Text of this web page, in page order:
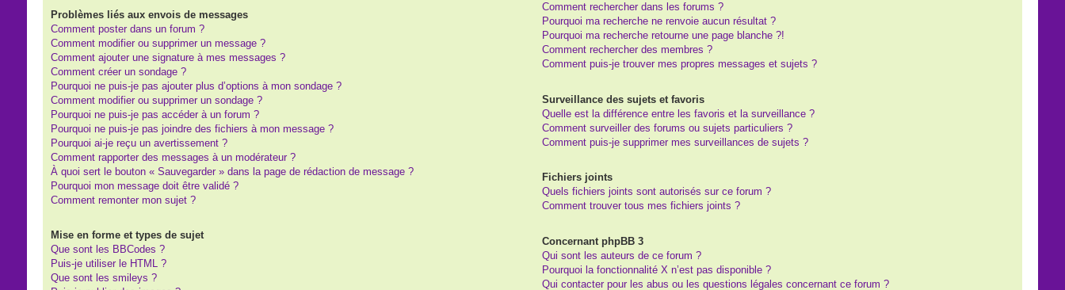
Problèmes liés aux envois de messages
Comment poster dans un forum ?
Comment modifier ou supprimer un message ?
Comment ajouter une signature à mes messages ?
Comment créer un sondage ?
Pourquoi ne puis-je pas ajouter plus d’options à mon sondage ?
Comment modifier ou supprimer un sondage ?
Pourquoi ne puis-je pas accéder à un forum ?
Pourquoi ne puis-je pas joindre des fichiers à mon message ?
Pourquoi ai-je reçu un avertissement ?
Comment rapporter des messages à un modérateur ?
À quoi sert le bouton « Sauvegarder » dans la page de rédaction de message ?
Pourquoi mon message doit être validé ?
Comment remonter mon sujet ?
Mise en forme et types de sujet
Que sont les BBCodes ?
Puis-je utiliser le HTML ?
Que sont les smileys ?
Comment rechercher dans les forums ?
Pourquoi ma recherche ne renvoie aucun résultat ?
Pourquoi ma recherche retourne une page blanche ?!
Comment rechercher des membres ?
Comment puis-je trouver mes propres messages et sujets ?
Surveillance des sujets et favoris
Quelle est la différence entre les favoris et la surveillance ?
Comment surveiller des forums ou sujets particuliers ?
Comment puis-je supprimer mes surveillances de sujets ?
Fichiers joints
Quels fichiers joints sont autorisés sur ce forum ?
Comment trouver tous mes fichiers joints ?
Concernant phpBB 3
Qui sont les auteurs de ce forum ?
Pourquoi la fonctionnalité X n’est pas disponible ?
Qui contacter pour les abus ou les questions légales concernant ce forum ?